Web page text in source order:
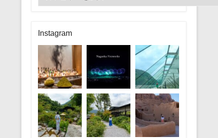
テ
リ
ー
Instagram